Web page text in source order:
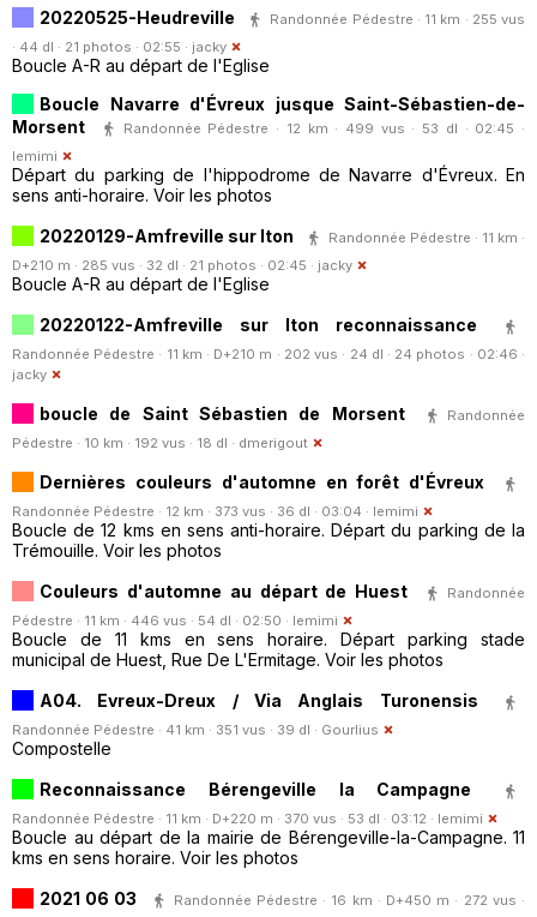
20220525-Heudreville
Randonnée Pédestre · 11 km · 255 vus
· 44 dl · 21 photos · 02:55 · jacky
Boucle A-R au départ de l'Eglise
Boucle Navarre d'Évreux jusque Saint-Sébastien-de-
Morsent
Randonnée Pédestre · 12 km · 499 vus · 53 dl · 02:45 ·
lemimi
Départ du parking de l'hippodrome de Navarre d'Évreux. En
sens anti-horaire. Voir les photos
20220129-Amfreville sur Iton
Randonnée Pédestre · 11 km ·
D+210 m · 285 vus · 32 dl · 21 photos · 02:45 · jacky
Boucle A-R au départ de l'Eglise
20220122-Amfreville sur Iton reconnaissance
Randonnée Pédestre · 11 km · D+210 m · 202 vus · 24 dl · 24 photos · 02:46 ·
jacky
boucle de Saint Sébastien de Morsent
Randonnée
Pédestre · 10 km · 192 vus · 18 dl · dmerigout
Dernières couleurs d'automne en forêt d'Évreux
Randonnée Pédestre · 12 km · 373 vus · 36 dl · 03:04 · lemimi
Boucle de 12 kms en sens anti-horaire. Départ du parking de la
Trémouille. Voir les photos
Couleurs d'automne au départ de Huest
Randonnée
Pédestre · 11 km · 446 vus · 54 dl · 02:50 · lemimi
Boucle de 11 kms en sens horaire. Départ parking stade
municipal de Huest, Rue De L'Ermitage. Voir les photos
A04. Evreux-Dreux / Via Anglais Turonensis
Randonnée Pédestre · 41 km · 351 vus · 39 dl · Gourlius
Compostelle
Reconnaissance Bérengeville la Campagne
Randonnée Pédestre · 11 km · D+220 m · 370 vus · 53 dl · 03:12 · lemimi
Boucle au départ de la mairie de Bérengeville-la-Campagne. 11
kms en sens horaire. Voir les photos
2021 06 03
Randonnée Pédestre · 16 km · D+450 m · 272 vus ·